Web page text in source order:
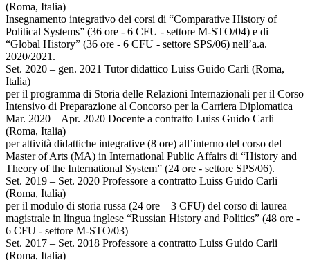
(Roma, Italia)
Insegnamento integrativo dei corsi di “Comparative History of
Political Systems” (36 ore - 6 CFU - settore M-STO/04) e di
“Global History” (36 ore - 6 CFU - settore SPS/06) nell’a.a.
2020/2021.
Set. 2020 – gen. 2021 Tutor didattico Luiss Guido Carli (Roma,
Italia)
per il programma di Storia delle Relazioni Internazionali per il Corso
Intensivo di Preparazione al Concorso per la Carriera Diplomatica
Mar. 2020 – Apr. 2020 Docente a contratto Luiss Guido Carli
(Roma, Italia)
per attività didattiche integrative (8 ore) all’interno del corso del
Master of Arts (MA) in International Public Affairs di “History and
Theory of the International System” (24 ore - settore SPS/06).
Set. 2019 – Set. 2020 Professore a contratto Luiss Guido Carli
(Roma, Italia)
per il modulo di storia russa (24 ore – 3 CFU) del corso di laurea
magistrale in lingua inglese “Russian History and Politics” (48 ore -
6 CFU - settore M-STO/03)
Set. 2017 – Set. 2018 Professore a contratto Luiss Guido Carli
(Roma, Italia)